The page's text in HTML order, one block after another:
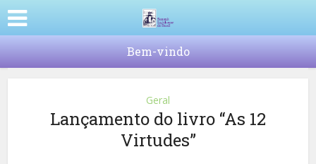
Bem-vindo
Geral
Lançamento do livro “As 12
Virtudes”